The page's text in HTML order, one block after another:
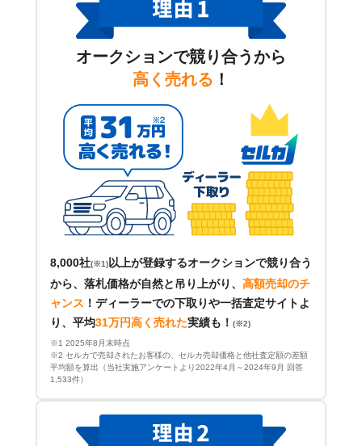
オークションで競り合うから
高く売れる ！
8,000社(※1) 以上が登録するオークションで競り合う
から、落札価格が自然と吊り上がり、 高額売却のチ
ャンス ！ ディーラーでの下取りや一括査定サイトよ
り、平均31万円高く売れた実績も！ (※2)
※1 2025年8月末時点
※2 セルカで売却されたお客様の、セルカ売却価格と他社査定額の差額
平均額を算出（当社実施アンケートより2022年4月～2024年9月 回答
1,533件）